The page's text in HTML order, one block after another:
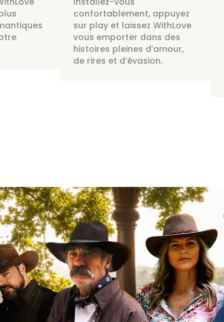
confortablement, appuyez
sur play et laissez WithLove
vous emporter dans des
histoires pleines d’amour,
de rires et d’évasion.